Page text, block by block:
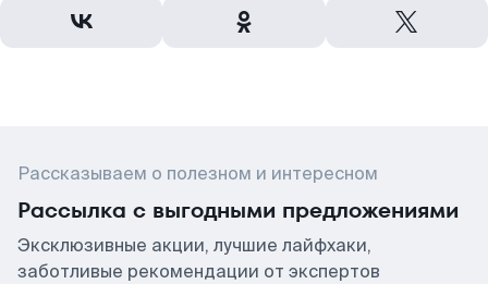
Рассказываем о полезном и интересном
Рассылка с выгодными предложениями
Эксклюзивные акции, лучшие лайфхаки,
заботливые рекомендации от экспертов